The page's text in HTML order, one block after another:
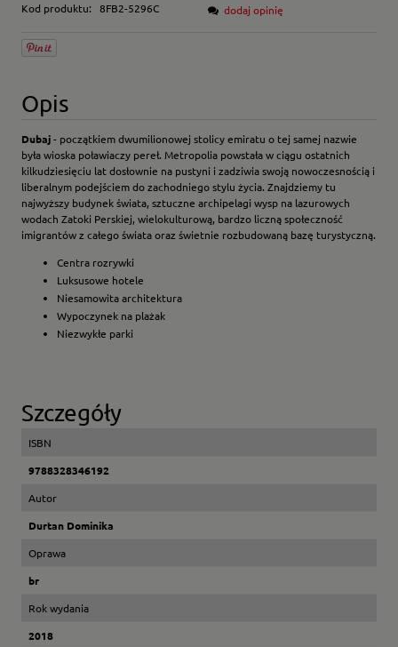
Kod produktu:
8FB2-5296C
dodaj opinię
Opis
Dubaj- początkiem dwumilionowej stolicy emiratu o tej samej nazwie
była wioska poławiaczy pereł. Metropolia powstała w ciągu ostatnich
kilkudziesięciu lat dosłownie na pustyni i zadziwia swoją nowoczesnością i
liberalnym podejściem do zachodniego stylu życia. Znajdziemy tu
najwyższy budynek świata, sztuczne archipelagi wysp na lazurowych
wodach Zatoki Perskiej, wielokulturową, bardzo liczną społeczność
imigrantów z całego świata oraz świetnie rozbudowaną bazę turystyczną.
Centra rozrywki
Luksusowe hotele
Niesamowita architektura
Wypoczynek na plażak
Niezwykłe parki
Szczegóły
ISBN
9788328346192
Autor
Durtan Dominika
Oprawa
br
Rok wydania
2018